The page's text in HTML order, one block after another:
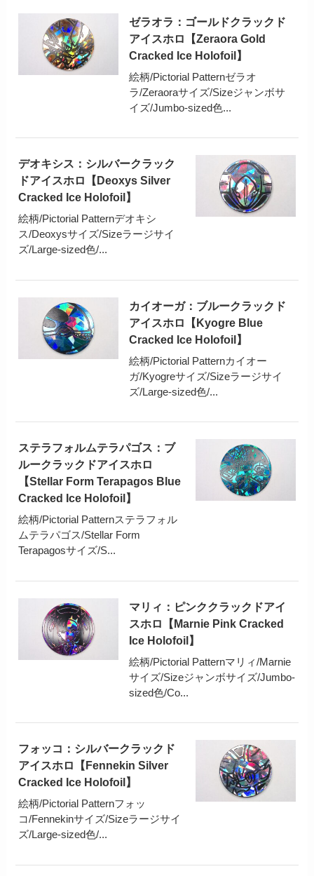
ゼラオラ：ゴールドクラックド
アイスホロ【Zeraora Gold
Cracked Ice Holofoil】
絵柄/Pictorial Patternゼラオ
ラ/Zeraoraサイズ/Sizeジャンボサ
イズ/Jumbo-sized色...
デオキシス：シルバークラック
ドアイスホロ【Deoxys Silver
Cracked Ice Holofoil】
絵柄/Pictorial Patternデオキシ
ス/Deoxysサイズ/Sizeラージサイ
ズ/Large-sized色/...
カイオーガ：ブルークラックド
アイスホロ【Kyogre Blue
Cracked Ice Holofoil】
絵柄/Pictorial Patternカイオー
ガ/Kyogreサイズ/Sizeラージサイ
ズ/Large-sized色/...
ステラフォルムテラパゴス：ブ
ルークラックドアイスホロ
【Stellar Form Terapagos Blue
Cracked Ice Holofoil】
絵柄/Pictorial Patternステラフォル
ムテラパゴス/Stellar Form
Terapagosサイズ/S...
マリィ：ピンククラックドアイ
スホロ【Marnie Pink Cracked
Ice Holofoil】
絵柄/Pictorial Patternマリィ/Marnie
サイズ/Sizeジャンボサイズ/Jumbo-
sized色/Co...
フォッコ：シルバークラックド
アイスホロ【Fennekin Silver
Cracked Ice Holofoil】
絵柄/Pictorial Patternフォッ
コ/Fennekinサイズ/Sizeラージサイ
ズ/Large-sized色/...